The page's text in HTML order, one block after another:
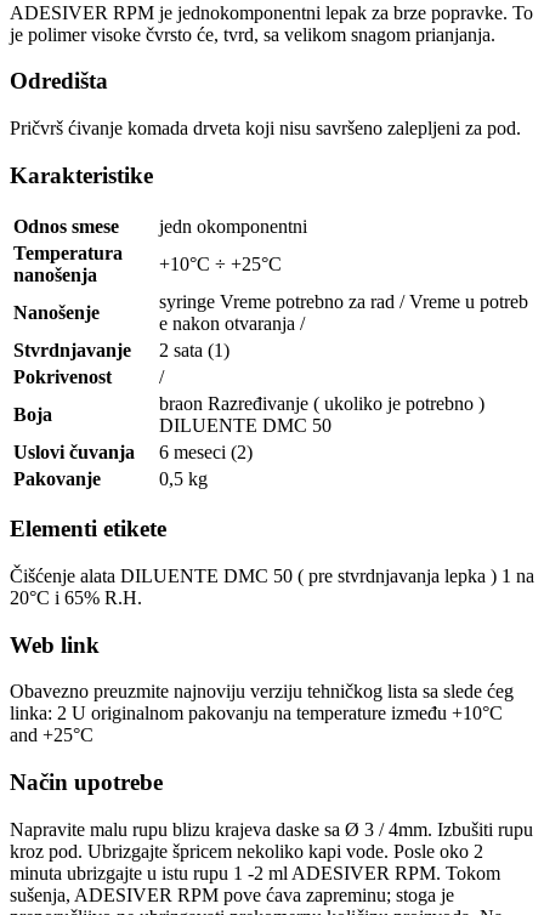
ADESIVER RPM je jednokomponentni lepak za brze popravke. To
je polimer visoke čvrsto će, tvrd, sa velikom snagom prianjanja.
Odredišta
Pričvrš ćivanje komada drveta koji nisu savršeno zalepljeni za pod.
Karakteristike
Odnos smese
jedn okomponentni
Temperatura
nanošenja
+10°C ÷ +25°C
Nanošenje
syringe Vreme potrebno za rad / Vreme u potreb
e nakon otvaranja /
Stvrdnjavanje
2 sata (1)
Pokrivenost
/
Boja
braon Razređivanje ( ukoliko je potrebno )
DILUENTE DMC 50
Uslovi čuvanja
6 meseci (2)
Pakovanje
0,5 kg
Elementi etikete
Čišćenje alata DILUENTE DMC 50 ( pre stvrdnjavanja lepka ) 1 na
20°C i 65% R.H.
Web link
Obavezno preuzmite najnoviju verziju tehničkog lista sa slede ćeg
linka: 2 U originalnom pakovanju na temperature između +10°C
and +25°C
Način upotrebe
Napravite malu rupu blizu krajeva daske sa Ø 3 / 4mm. Izbušiti rupu
kroz pod. Ubrizgajte špricem nekoliko kapi vode. Posle oko 2
minuta ubrizgajte u istu rupu 1 -2 ml ADESIVER RPM. Tokom
sušenja, ADESIVER RPM pove ćava zapreminu; stoga je